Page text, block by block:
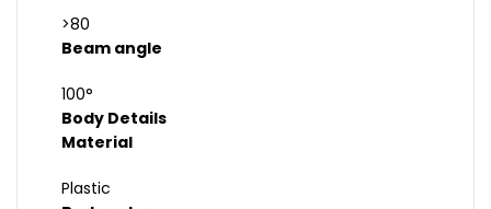
>80
Beam angle
100°
Body Details
Material
Plastic